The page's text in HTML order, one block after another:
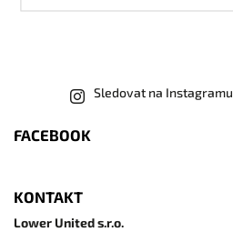
Sledovat na Instagramu
FACEBOOK
KONTAKT
Lower United s.r.o.